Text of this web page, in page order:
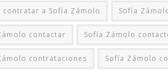
contratar a Sofía Zámolo Sofía
contactar Sofía Zámolo
contrataciones Sofía Zámolo